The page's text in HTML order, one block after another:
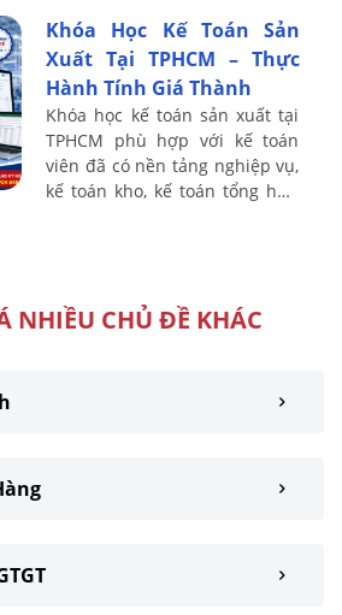
Khóa Học Kế Toán Sản
Xuất Tại TPHCM – Thực
Hành Tính Giá Thành
Khóa học kế toán sản xuất tại
TPHCM phù hợp với kế toán
viên đã có nền tảng nghiệp vụ,
kế toán kho, kế toán tổng hợp
NHIỀU CHỦ ĐỀ KHÁC